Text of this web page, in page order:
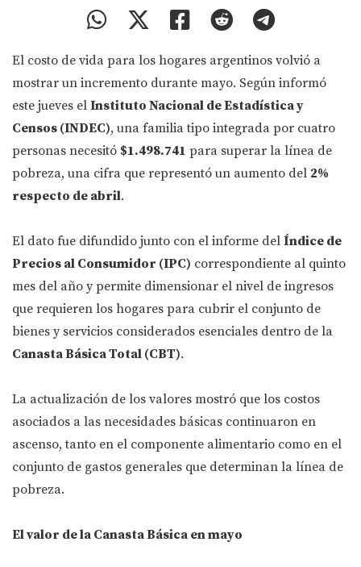
El costo de vida para los hogares argentinos volvió a
mostrar un incremento durante mayo. Según informó
este jueves el Instituto Nacional de Estadística y
Censos (INDEC), una familia tipo integrada por cuatro
personas necesitó $1.498.741 para superar la línea de
pobreza, una cifra que representó un aumento del 2%
respecto de abril.
El dato fue difundido junto con el informe del Índice de
Precios al Consumidor (IPC) correspondiente al quinto
mes del año y permite dimensionar el nivel de ingresos
que requieren los hogares para cubrir el conjunto de
bienes y servicios considerados esenciales dentro de la
Canasta Básica Total (CBT).
La actualización de los valores mostró que los costos
asociados a las necesidades básicas continuaron en
ascenso, tanto en el componente alimentario como en el
conjunto de gastos generales que determinan la línea de
pobreza.
El valor de la Canasta Básica en mayo